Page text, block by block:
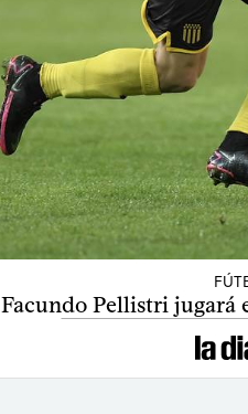
Facundo Pellistri jugará